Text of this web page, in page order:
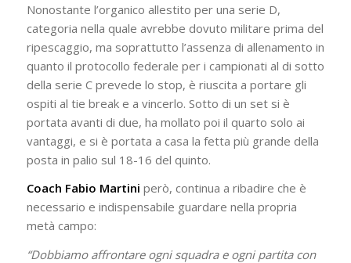
Nonostante l’organico allestito per una serie D,
categoria nella quale avrebbe dovuto militare prima del
ripescaggio, ma soprattutto l’assenza di allenamento in
quanto il protocollo federale per i campionati al di sotto
della serie C prevede lo stop, è riuscita a portare gli
ospiti al tie break e a vincerlo. Sotto di un set si è
portata avanti di due, ha mollato poi il quarto solo ai
vantaggi, e si è portata a casa la fetta più grande della
posta in palio sul 18-16 del quinto.
Coach Fabio Martini però, continua a ribadire che è
necessario e indispensabile guardare nella propria
metà campo:
“Dobbiamo affrontare ogni squadra e ogni partita con